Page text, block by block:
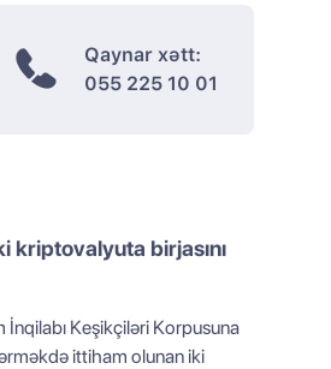
Qaynar xətt:
055 225 10 01
kriptovalyuta birjasını
Keşikçiləri Korpusuna
ittiham olunan iki